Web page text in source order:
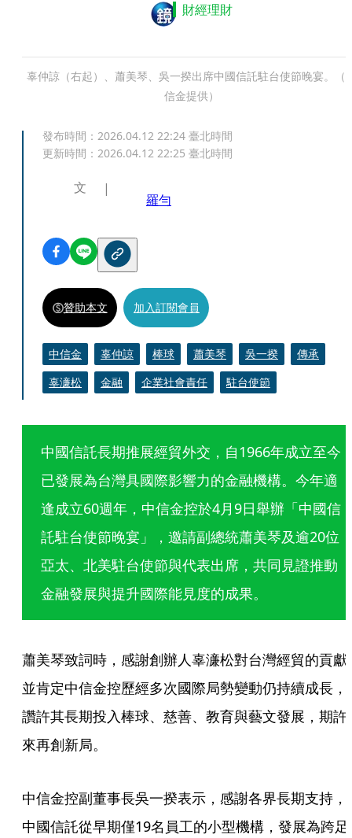
財經理財
辜仲諒（右起）、蕭美琴、吳一揆出席中國信託駐台使節晚宴。（
信金提供）
發布時間： 2026.04.12 22:24 臺北時間
更新時間： 2026.04.12 22:25 臺北時間
文
羅勻
贊助本文 加入訂閱會員
中信金 辜仲諒 棒球 蕭美琴 吳一揆
傳承
辜濓松
金融 企業社會責任 駐台使節
中國信託長期推展經貿外交，自1966年成立至今
已發展為台灣具國際影響力的金融機構。今年適
逢成立60週年，中信金控於4月9日舉辦「中國信
託駐台使節晚宴」，邀請副總統蕭美琴及逾20位
亞太、北美駐台使節與代表出席，共同見證推動
金融發展與提升國際能見度的成果。
蕭美琴致詞時，感謝創辦人辜濓松對台灣經貿的貢獻
並肯定中信金控歷經多次國際局勢變動仍持續成長，
讚許其長期投入棒球、慈善、教育與藝文發展，期許
來再創新局。
中信金控副董事長吳一揆表示，感謝各界長期支持，
中國信託從早期僅19名員工的小型機構，發展為跨足